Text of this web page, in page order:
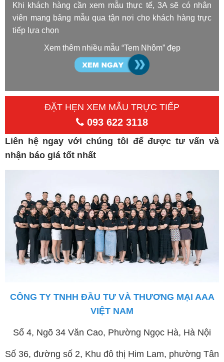
Khi khách hàng cần xem mẫu thực tế, 3A sẽ có nhân
viên mang bảng mẫu qua tận nơi cho khách hàng trực
tiếp lựa chọn
Xem thêm nhiều mẫu “Tem Nhôm” đẹp
ĐẶT HẸN XEM MẪU TRỰC TIẾP
093 622 3118
Liên hệ ngay với chúng tôi để được tư vấn và
nhận báo giá tốt nhất
CÔNG TY TNHH ĐẦU TƯ VÀ THƯƠNG MẠI AAA
VIỆT NAM
Số 4, Ngõ 34 Văn Cao, Phường Ngọc Hà, Hà Nội
Số 36, đường số 2, Khu đô thị Him Lam, phường Tân